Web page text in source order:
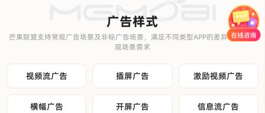
广告样式
芒果联盟支持常规广告场景及非标广告场景，满足不同类型APP的差异化广告变
现场景需求
视频流广告 插屏广告 激励视频广告
横幅广告 开屏广告 信息流广告